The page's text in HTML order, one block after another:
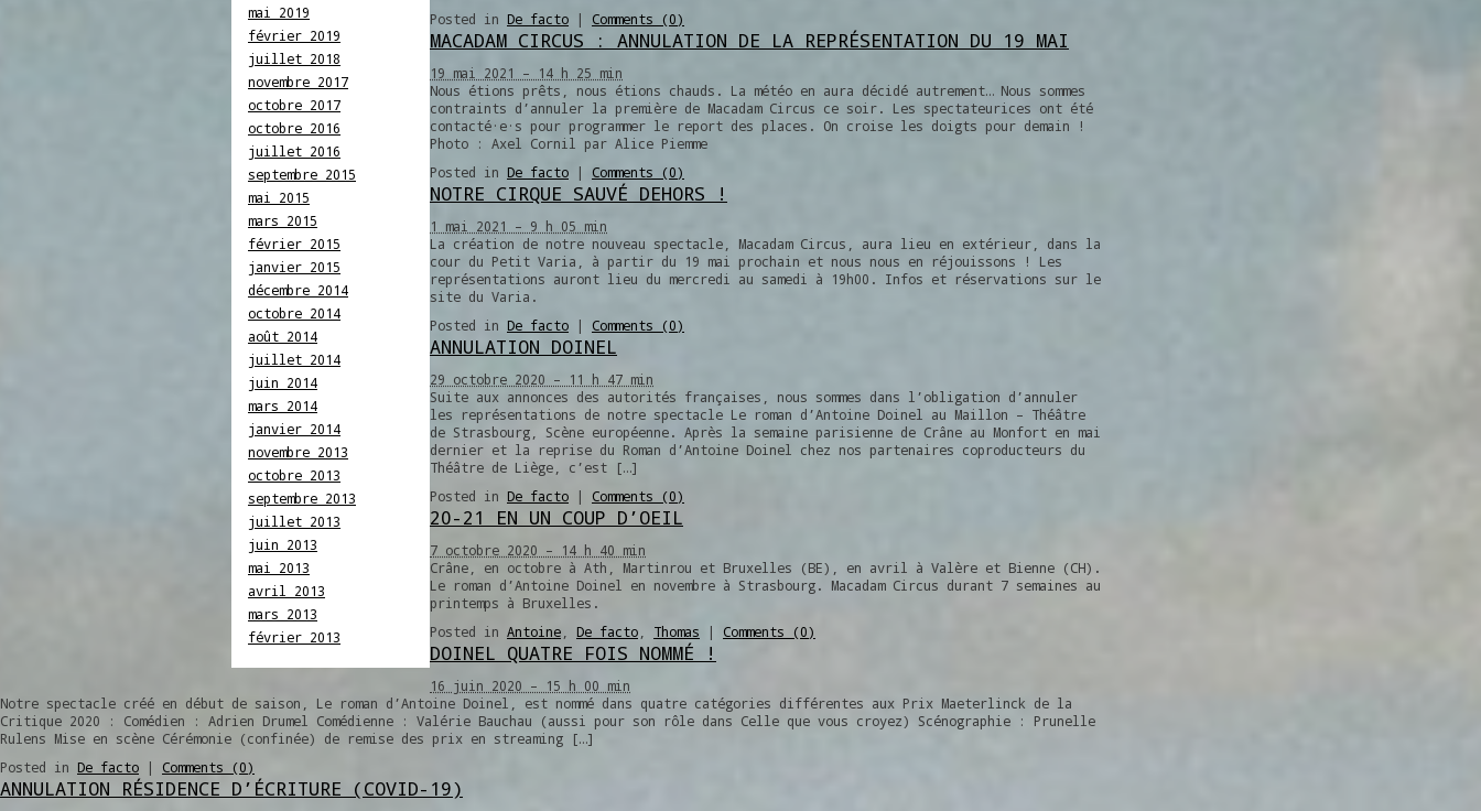
mai 2019
février 2019
juillet 2018
novembre 2017
octobre 2017
octobre 2016
juillet 2016
septembre 2015
mai 2015
mars 2015
février 2015
janvier 2015
décembre 2014
octobre 2014
août 2014
juillet 2014
juin 2014
mars 2014
janvier 2014
novembre 2013
octobre 2013
septembre 2013
juillet 2013
juin 2013
mai 2013
avril 2013
mars 2013
février 2013
Posted in De facto | Comments (0)
MACADAM CIRCUS : ANNULATION DE LA REPRÉSENTATION DU 19 MAI
19 mai 2021 – 14 h 25 min
Nous étions prêts, nous étions chauds. La météo en aura décidé autrement… Nous sommes
contraints d’annuler la première de Macadam Circus ce soir. Les spectateurices ont été
contacté·e·s pour programmer le report des places. On croise les doigts pour demain !
Photo : Axel Cornil par Alice Piemme
Posted in De facto | Comments (0)
NOTRE CIRQUE SAUVÉ DEHORS !
1 mai 2021 – 9 h 05 min
La création de notre nouveau spectacle, Macadam Circus, aura lieu en extérieur, dans la
cour du Petit Varia, à partir du 19 mai prochain et nous nous en réjouissons ! Les
représentations auront lieu du mercredi au samedi à 19h00. Infos et réservations sur le
site du Varia.
Posted in De facto | Comments (0)
ANNULATION DOINEL
29 octobre 2020 – 11 h 47 min
Suite aux annonces des autorités françaises, nous sommes dans l’obligation d’annuler
les représentations de notre spectacle Le roman d’Antoine Doinel au Maillon – Théâtre
de Strasbourg, Scène européenne. Après la semaine parisienne de Crâne au Monfort en mai
dernier et la reprise du Roman d’Antoine Doinel chez nos partenaires coproducteurs du
Théâtre de Liège, c’est […]
Posted in De facto | Comments (0)
20-21 EN UN COUP D’OEIL
7 octobre 2020 – 14 h 40 min
Crâne, en octobre à Ath, Martinrou et Bruxelles (BE), en avril à Valère et Bienne (CH).
Le roman d’Antoine Doinel en novembre à Strasbourg. Macadam Circus durant 7 semaines au
printemps à Bruxelles.
Posted in Antoine De facto Thomas | Comments (0)
DOINEL QUATRE FOIS NOMMÉ !
16 juin 2020 – 15 h 00 min
Notre spectacle créé en début de saison, Le roman d’Antoine Doinel, est nommé dans quatre catégories différentes aux Prix Maeterlinck de la
Critique 2020 : Comédien : Adrien Drumel Comédienne : Valérie Bauchau (aussi pour son rôle dans Celle que vous croyez) Scénographie : Prunelle
Rulens Mise en scène Cérémonie (confinée) de remise des prix en streaming […]
Posted in De facto | Comments (0)
ANNULATION RÉSIDENCE D’ÉCRITURE (COVID-19)